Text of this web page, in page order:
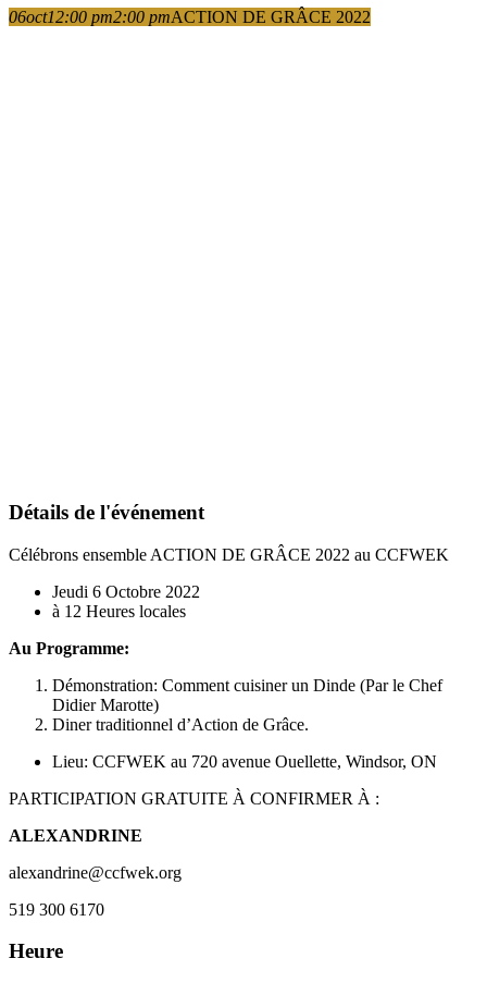
06oct12:00 pm2:00 pmACTION DE GRÂCE 2022
Détails de l'événement
Célébrons ensemble ACTION DE GRÂCE 2022 au CCFWEK
Jeudi 6 Octobre 2022
à 12 Heures locales
Au Programme:
Démonstration: Comment cuisiner un Dinde (Par le Chef
Didier Marotte)
Diner traditionnel d’Action de Grâce.
Lieu: CCFWEK au 720 avenue Ouellette, Windsor, ON
PARTICIPATION GRATUITE À CONFIRMER À :
ALEXANDRINE
alexandrine@ccfwek.org
519 300 6170
Heure